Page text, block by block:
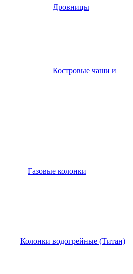
Дровницы
Костровые чаши и
Газовые колонки
Колонки водогрейные (Титан)